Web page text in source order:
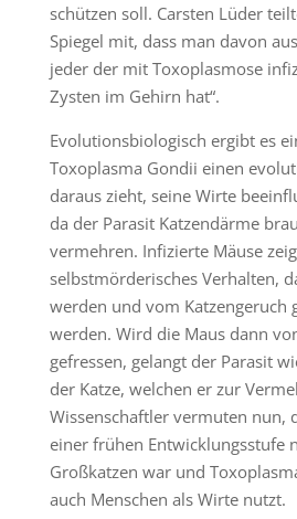
schützen soll. Carsten Lüder
Spiegel mit, dass man davon
jeder der mit Toxoplasmose
Zysten im Gehirn hat“.
Evolutionsbiologisch ergibt es
Toxoplasma Gondii einen
daraus zieht, seine Wirte
da der Parasit Katzendärme
vermehren. Infizierte Mäuse
selbstmörderisches Verhalten,
werden und vom Katzengeruch
werden. Wird die Maus dann
gefressen, gelangt der Parasit
der Katze, welchen er zur
Wissenschaftler vermuten nun,
einer frühen Entwicklungsstufe
Großkatzen war und
auch Menschen als Wirte nutzt.